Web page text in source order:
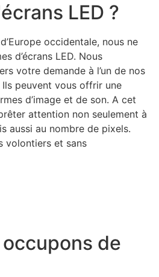
LED ?
occidentale, nous ne
d’écrans LED. Nous
votre demande à l’un de nos
peuvent vous offrir une
d’image et de son. A cet
attention non seulement à
aussi au nombre de pixels.
volontiers et sans
de